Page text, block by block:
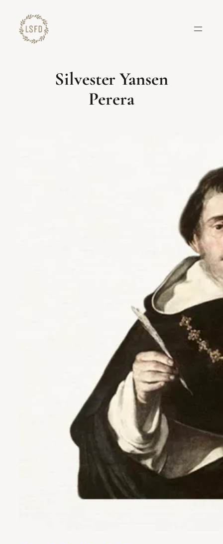
konten
Silvester Yansen
Perera